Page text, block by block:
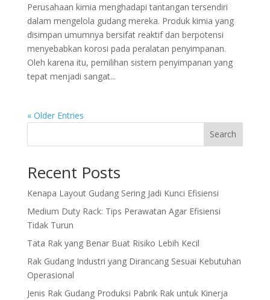
Perusahaan kimia menghadapi tantangan tersendiri
dalam mengelola gudang mereka. Produk kimia yang
disimpan umumnya bersifat reaktif dan berpotensi
menyebabkan korosi pada peralatan penyimpanan.
Oleh karena itu, pemilihan sistem penyimpanan yang
tepat menjadi sangat...
« Older Entries
Search
Recent Posts
Kenapa Layout Gudang Sering Jadi Kunci Efisiensi
Medium Duty Rack: Tips Perawatan Agar Efisiensi
Tidak Turun
Tata Rak yang Benar Buat Risiko Lebih Kecil
Rak Gudang Industri yang Dirancang Sesuai Kebutuhan
Operasional
Jenis Rak Gudang Produksi Pabrik Rak untuk Kinerja